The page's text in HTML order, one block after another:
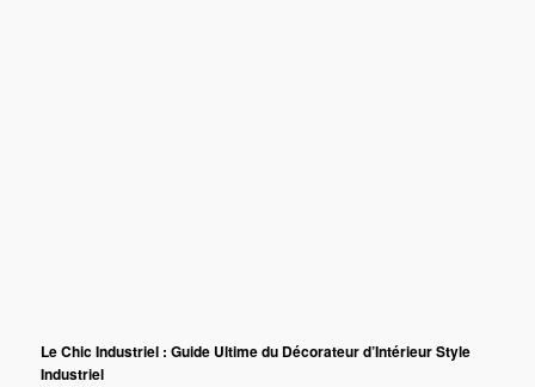
Le Chic Industriel : Guide Ultime du Décorateur d’Intérieur Style
Industriel